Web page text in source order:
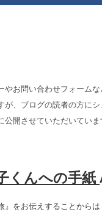
お問い合わせフォーム
、ブログの読者の方に
開させていただいていま
くんへの手紙
をお伝えすることから